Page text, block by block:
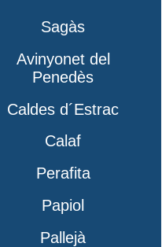
Sagàs
Avinyonet del
Penedès
Caldes d´Estrac
Calaf
Perafita
Papiol
Pallejà